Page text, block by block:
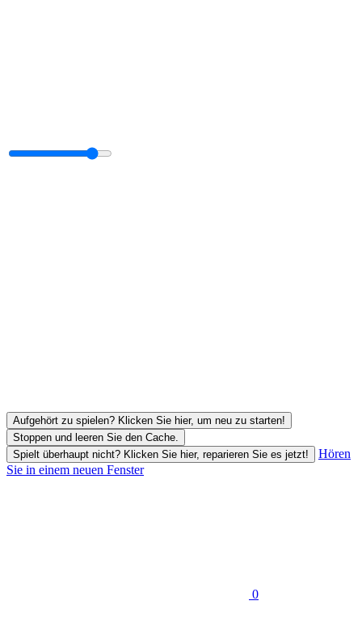
Aufgehört zu spielen? Klicken Sie hier, um neu zu starten!
Stoppen und leeren Sie den Cache.
Spielt überhaupt nicht? Klicken Sie hier, reparieren Sie es jetzt!
Hören
Sie in einem neuen Fenster
0